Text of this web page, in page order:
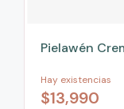
Pielawén
Hay existencias
$13,990